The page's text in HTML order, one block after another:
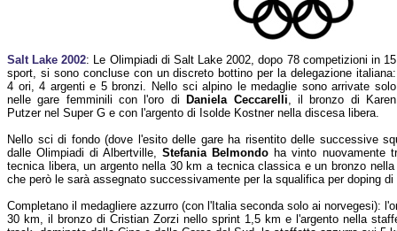
Salt Lake 2002: Le Olimpiadi di Salt Lake 2002, dopo 78 competizioni in 15
sport, si sono concluse con un discreto bottino per la delegazione italiana:
4 ori, 4 argenti e 5 bronzi. Nello sci alpino le medaglie sono arrivate solo
nelle gare femminili con l'oro di
Daniela Ceccarelli, il bronzo di Karen
Putzer nel Super G e con l'argento di Isolde Kostner nella discesa libera.
Nello sci di fondo (dove l'esito delle gare ha risentito delle successive
dalle Olimpiadi di Albertville,Stefania Belmondo ha vinto nuovamente
tecnica libera, un argento nella 30 km a tecnica classica e un bronzo
che però le sarà assegnato successivamente per la squalifica per doping
Completano il medagliere azzurro (con l'Italia seconda solo ai norvegesi):
30 km, il bronzo di Cristian Zorzi nello sprint 1,5 km e l'argento nella